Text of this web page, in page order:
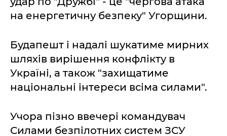
на енергетичну безпеку" Угорщини.
Будапешт і надалі шукатиме мирних
шляхів вирішення конфлікту в
Україні, а також "захищатиме
національні інтереси всіма силами".
Учора пізно ввечері командувач
Силами безпілотних систем ЗСУ